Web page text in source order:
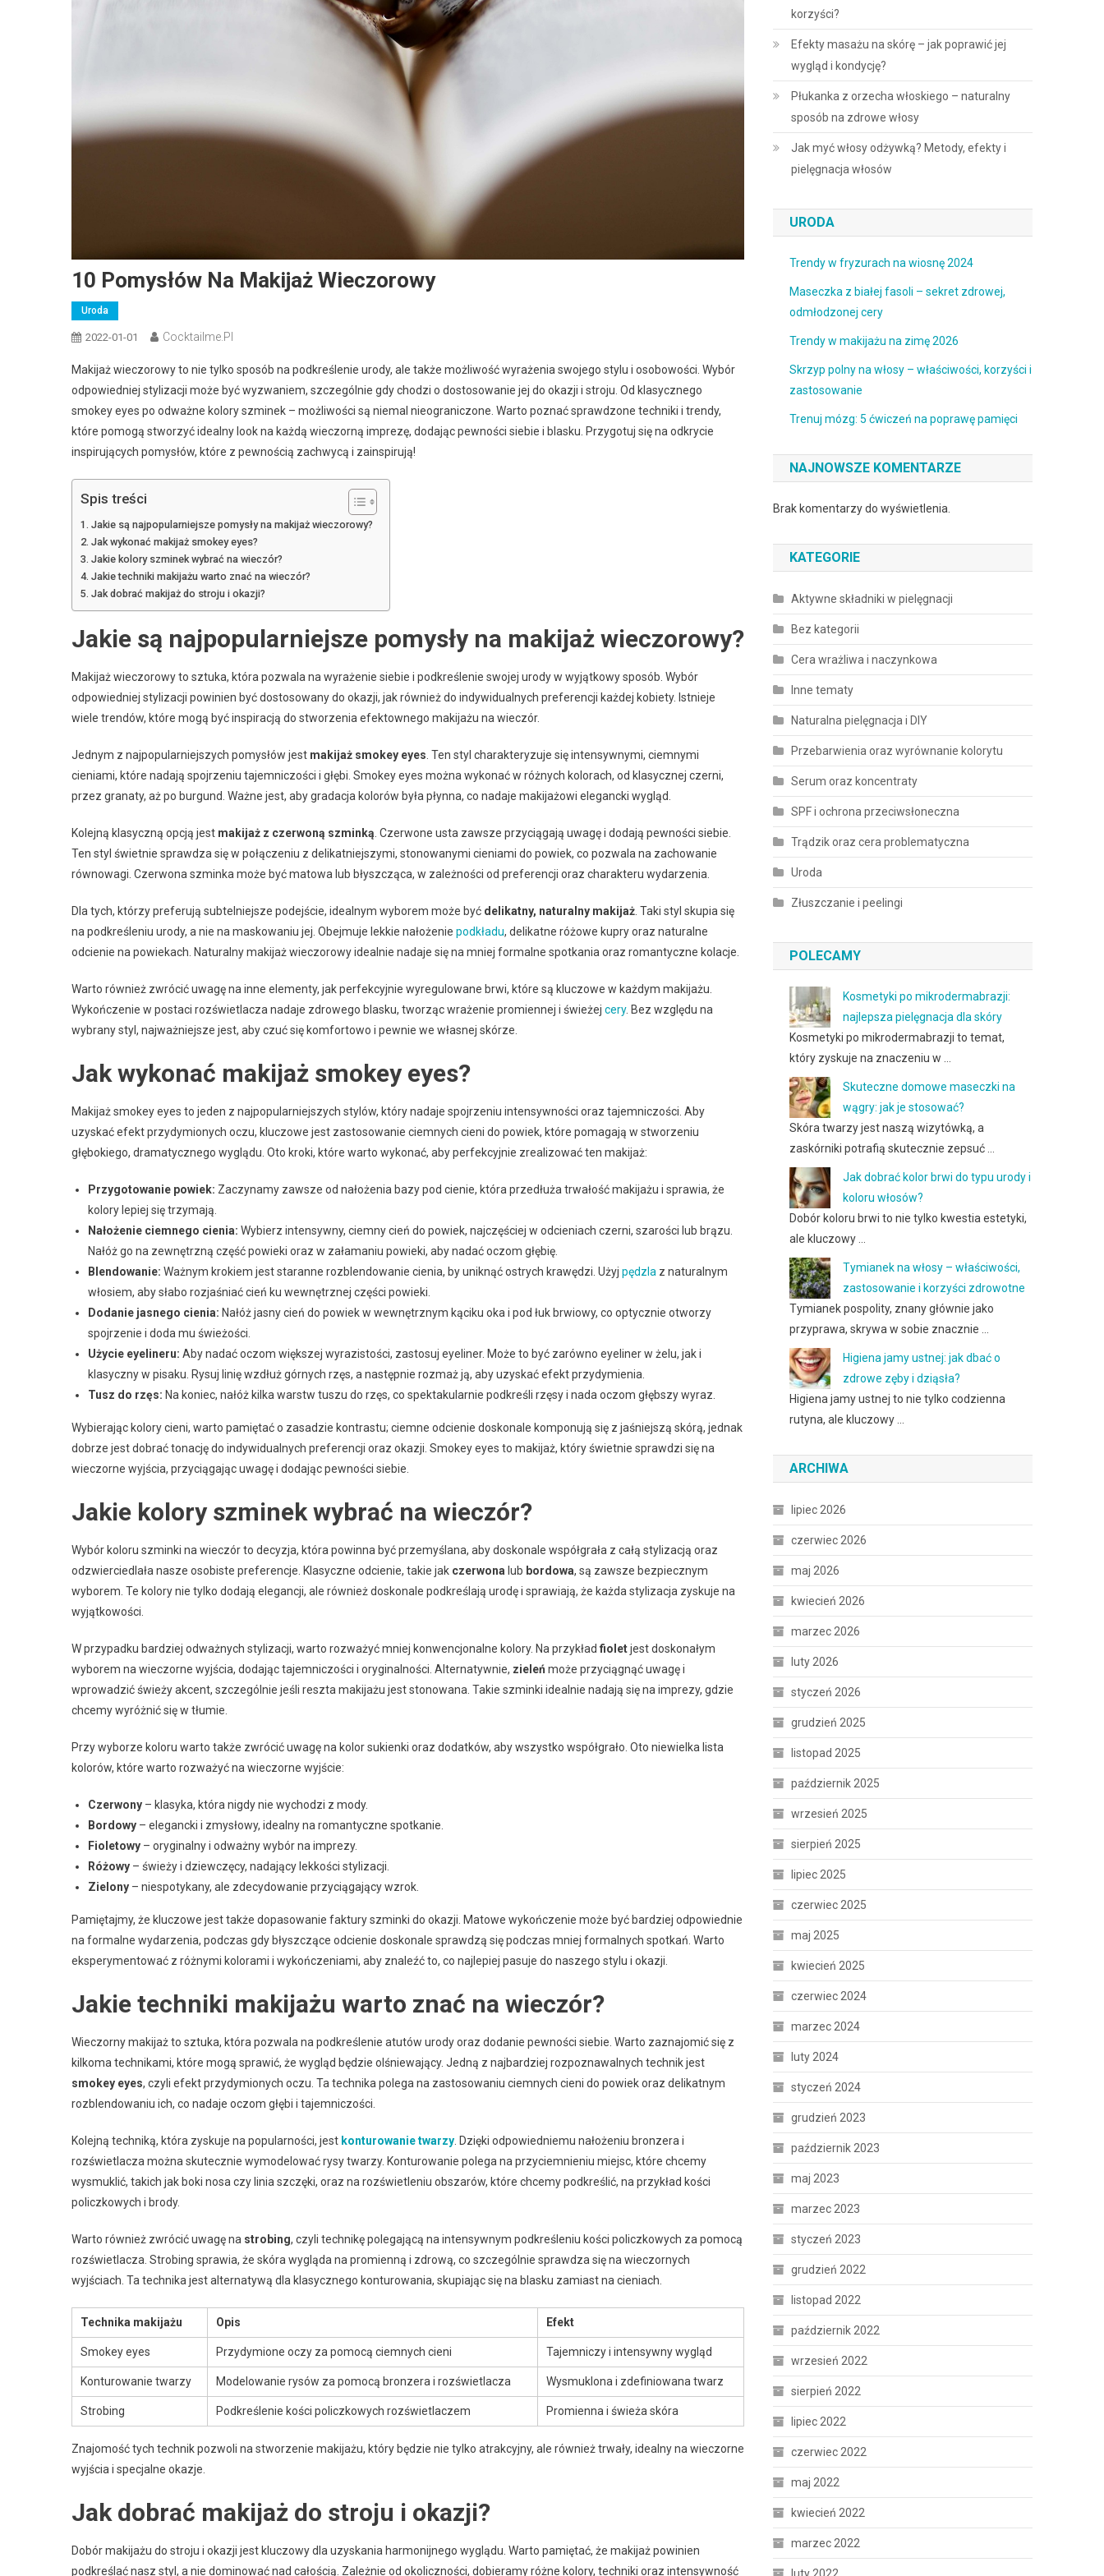
10 Pomysłów Na Makijaż Wieczorowy
Uroda
2022-01-01 Cocktailme.pl
Makijaż wieczorowy to nie tylko sposób na podkreślenie urody, ale także możliwość wyrażenia swojego stylu i osobowości. Wybór
odpowiedniej stylizacji może być wyzwaniem, szczególnie gdy chodzi o dostosowanie jej do okazji i stroju. Od klasycznego
smokey eyes po odważne kolory szminek – możliwości są niemal nieograniczone. Warto poznać sprawdzone techniki i trendy,
które pomogą stworzyć idealny look na każdą wieczorną imprezę, dodając pewności siebie i blasku. Przygotuj się na odkrycie
inspirujących pomysłów, które z pewnością zachwycą i zainspirują!
Spis treści
Jakie są najpopularniejsze pomysły na makijaż wieczorowy?
Jak wykonać makijaż smokey eyes?
Jakie kolory szminek wybrać na wieczór?
Jakie techniki makijażu warto znać na wieczór?
Jak dobrać makijaż do stroju i okazji?
Jakie są najpopularniejsze pomysły na makijaż wieczorowy?
Makijaż wieczorowy to sztuka, która pozwala na wyrażenie siebie i podkreślenie swojej urody w wyjątkowy sposób. Wybór
odpowiedniej stylizacji powinien być dostosowany do okazji, jak również do indywidualnych preferencji każdej kobiety. Istnieje
wiele trendów, które mogą być inspiracją do stworzenia efektownego makijażu na wieczór.
Jednym z najpopularniejszych pomysłów jest makijaż smokey eyes . Ten styl charakteryzuje się intensywnymi, ciemnymi
cieniami, które nadają spojrzeniu tajemniczości i głębi. Smokey eyes można wykonać w różnych kolorach, od klasycznej czerni,
przez granaty, aż po burgund. Ważne jest, aby gradacja kolorów była płynna, co nadaje makijażowi elegancki wygląd.
Kolejną klasyczną opcją jest makijaż z czerwoną szminką . Czerwone usta zawsze przyciągają uwagę i dodają pewności siebie.
Ten styl świetnie sprawdza się w połączeniu z delikatniejszymi, stonowanymi cieniami do powiek, co pozwala na zachowanie
równowagi. Czerwona szminka może być matowa lub błyszcząca, w zależności od preferencji oraz charakteru wydarzenia.
Dla tych, którzy preferują subtelniejsze podejście, idealnym wyborem może być delikatny, naturalny makijaż . Taki styl skupia się
na podkreśleniu urody, a nie na maskowaniu jej. Obejmuje lekkie nałożenie podkładu, delikatne różowe kupry oraz naturalne
odcienie na powiekach. Naturalny makijaż wieczorowy idealnie nadaje się na mniej formalne spotkania oraz romantyczne kolacje.
Warto również zwrócić uwagę na inne elementy, jak perfekcyjnie wyregulowane brwi, które są kluczowe w każdym makijażu.
Wykończenie w postaci rozświetlacza nadaje zdrowego blasku, tworząc wrażenie promiennej i świeżej cery. Bez względu na
wybrany styl, najważniejsze jest, aby czuć się komfortowo i pewnie we własnej skórze.
Jak wykonać makijaż smokey eyes?
Makijaż smokey eyes to jeden z najpopularniejszych stylów, który nadaje spojrzeniu intensywności oraz tajemniczości. Aby
uzyskać efekt przydymionych oczu, kluczowe jest zastosowanie ciemnych cieni do powiek, które pomagają w stworzeniu
głębokiego, dramatycznego wyglądu. Oto kroki, które warto wykonać, aby perfekcyjnie zrealizować ten makijaż:
Przygotowanie powiek: Zaczynamy zawsze od nałożenia bazy pod cienie, która przedłuża trwałość makijażu i sprawia, że
kolory lepiej się trzymają.
Nałożenie ciemnego cienia: Wybierz intensywny, ciemny cień do powiek, najczęściej w odcieniach czerni, szarości lub brązu.
Nałóż go na zewnętrzną część powieki oraz w załamaniu powieki, aby nadać oczom głębię.
Blendowanie: Ważnym krokiem jest staranne rozblendowanie cienia, by uniknąć ostrych krawędzi. Użyj pędzla z naturalnym
włosiem, aby słabo rozjaśniać cień ku wewnętrznej części powieki.
Dodanie jasnego cienia: Nałóż jasny cień do powiek w wewnętrznym kąciku oka i pod łuk brwiowy, co optycznie otworzy
spojrzenie i doda mu świeżości.
Użycie eyelineru: Aby nadać oczom większej wyrazistości, zastosuj eyeliner. Może to być zarówno eyeliner w żelu, jak i
klasyczny w pisaku. Rysuj linię wzdłuż górnych rzęs, a następnie rozmaż ją, aby uzyskać efekt przydymienia.
Tusz do rzęs: Na koniec, nałóż kilka warstw tuszu do rzęs, co spektakularnie podkreśli rzęsy i nada oczom głębszy wyraz.
Wybierając kolory cieni, warto pamiętać o zasadzie kontrastu; ciemne odcienie doskonale komponują się z jaśniejszą skórą, jednak
dobrze jest dobrać tonację do indywidualnych preferencji oraz okazji. Smokey eyes to makijaż, który świetnie sprawdzi się na
wieczorne wyjścia, przyciągając uwagę i dodając pewności siebie.
Jakie kolory szminek wybrać na wieczór?
Wybór koloru szminki na wieczór to decyzja, która powinna być przemyślana, aby doskonale współgrała z całą stylizacją oraz
odzwierciedlała nasze osobiste preferencje. Klasyczne odcienie, takie jak czerwona lub bordowa, są zawsze bezpiecznym
wyborem. Te kolory nie tylko dodają elegancji, ale również doskonale podkreślają urodę i sprawiają, że każda stylizacja zyskuje na
wyjątkowości.
W przypadku bardziej odważnych stylizacji, warto rozważyć mniej konwencjonalne kolory. Na przykład fioletjest doskonałym
wyborem na wieczorne wyjścia, dodając tajemniczości i oryginalności. Alternatywnie, zieleń może przyciągnąć uwagę i
wprowadzić świeży akcent, szczególnie jeśli reszta makijażu jest stonowana. Takie szminki idealnie nadają się na imprezy, gdzie
chcemy wyróżnić się w tłumie.
Przy wyborze koloru warto także zwrócić uwagę na kolor sukienki oraz dodatków, aby wszystko współgrało. Oto niewielka lista
kolorów, które warto rozważyć na wieczorne wyjście:
Czerwony – klasyka, która nigdy nie wychodzi z mody.
Bordowy – elegancki i zmysłowy, idealny na romantyczne spotkanie.
Fioletowy – oryginalny i odważny wybór na imprezy.
Różowy – świeży i dziewczęcy, nadający lekkości stylizacji.
Zielony – niespotykany, ale zdecydowanie przyciągający wzrok.
Pamiętajmy, że kluczowe jest także dopasowanie faktury szminki do okazji. Matowe wykończenie może być bardziej odpowiednie
na formalne wydarzenia, podczas gdy błyszczące odcienie doskonale sprawdzą się podczas mniej formalnych spotkań. Warto
eksperymentować z różnymi kolorami i wykończeniami, aby znaleźć to, co najlepiej pasuje do naszego stylu i okazji.
Jakie techniki makijażu warto znać na wieczór?
Wieczorny makijaż to sztuka, która pozwala na podkreślenie atutów urody oraz dodanie pewności siebie. Warto zaznajomić się z
kilkoma technikami, które mogą sprawić, że wygląd będzie olśniewający. Jedną z najbardziej rozpoznawalnych technik jest
smokey eyes, czyli efekt przydymionych oczu. Ta technika polega na zastosowaniu ciemnych cieni do powiek oraz delikatnym
rozblendowaniu ich, co nadaje oczom głębi i tajemniczości.
Kolejną techniką, która zyskuje na popularności, jest konturowanie twarzy . Dzięki odpowiedniemu nałożeniu bronzera i
rozświetlacza można skutecznie wymodelować rysy twarzy. Konturowanie polega na przyciemnieniu miejsc, które chcemy
wysmuklić, takich jak boki nosa czy linia szczęki, oraz na rozświetleniu obszarów, które chcemy podkreślić, na przykład kości
policzkowych i brody.
Warto również zwrócić uwagę na strobing, czyli technikę polegającą na intensywnym podkreśleniu kości policzkowych za pomocą
rozświetlacza. Strobing sprawia, że skóra wygląda na promienną i zdrową, co szczególnie sprawdza się na wieczornych
wyjściach. Ta technika jest alternatywą dla klasycznego konturowania, skupiając się na blasku zamiast na cieniach.
Technika makijażu Opis Efekt
Smokey eyes Przydymione oczy za pomocą ciemnych cieni Tajemniczy i intensywny wygląd
Konturowanie twarzy Modelowanie rysów za pomocą bronzera i rozświetlacza Wysmuklona i zdefiniowana twarz
Strobing Podkreślenie kości policzkowych rozświetlaczem Promienna i świeża skóra
Znajomość tych technik pozwoli na stworzenie makijażu, który będzie nie tylko atrakcyjny, ale również trwały, idealny na wieczorne
wyjścia i specjalne okazje.
Jak dobrać makijaż do stroju i okazji?
Dobór makijażu do stroju i okazji jest kluczowy dla uzyskania harmonijnego wyglądu. Warto pamiętać, że makijaż powinien
podkreślać nasz styl, a nie dominować nad całością. Zależnie od okoliczności, dobieramy różne kolory, techniki oraz intensywność
korzyści?
Efekty masażu na skórę – jak poprawić jej
wygląd i kondycję?
Płukanka z orzecha włoskiego – naturalny
sposób na zdrowe włosy
Jak myć włosy odżywką? Metody, efekty i
pielęgnacja włosów
URODA
Trendy w fryzurach na wiosnę 2024
Maseczka z białej fasoli – sekret zdrowej,
odmłodzonej cery
Trendy w makijażu na zimę 2026
Skrzyp polny na włosy – właściwości, korzyści i
zastosowanie
Trenuj mózg: 5 ćwiczeń na poprawę pamięci
NAJNOWSZE KOMENTARZE
Brak komentarzy do wyświetlenia.
KATEGORIE
Aktywne składniki w pielęgnacji
Bez kategorii
Cera wrażliwa i naczynkowa
Inne tematy
Naturalna pielęgnacja i DIY
Przebarwienia oraz wyrównanie kolorytu
Serum oraz koncentraty
SPF i ochrona przeciwsłoneczna
Trądzik oraz cera problematyczna
Uroda
Złuszczanie i peelingi
POLECAMY
Kosmetyki po mikrodermabrazji:
najlepsza pielęgnacja dla skóry
Kosmetyki po mikrodermabrazji to temat,
który zyskuje na znaczeniu w …
Skuteczne domowe maseczki na
wągry: jak je stosować?
Skóra twarzy jest naszą wizytówką, a
zaskórniki potrafią skutecznie zepsuć …
Jak dobrać kolor brwi do typu urody i
koloru włosów?
Dobór koloru brwi to nie tylko kwestia estetyki,
ale kluczowy …
Tymianek na włosy – właściwości,
zastosowanie i korzyści zdrowotne
Tymianek pospolity, znany głównie jako
przyprawa, skrywa w sobie znacznie …
Higiena jamy ustnej: jak dbać o
zdrowe zęby i dziąsła?
Higiena jamy ustnej to nie tylko codzienna
rutyna, ale kluczowy …
ARCHIWA
lipiec 2026
czerwiec 2026
maj 2026
kwiecień 2026
marzec 2026
luty 2026
styczeń 2026
grudzień 2025
listopad 2025
październik 2025
wrzesień 2025
sierpień 2025
lipiec 2025
czerwiec 2025
maj 2025
kwiecień 2025
czerwiec 2024
marzec 2024
luty 2024
styczeń 2024
grudzień 2023
październik 2023
maj 2023
marzec 2023
styczeń 2023
grudzień 2022
listopad 2022
październik 2022
wrzesień 2022
sierpień 2022
lipiec 2022
czerwiec 2022
maj 2022
kwiecień 2022
marzec 2022